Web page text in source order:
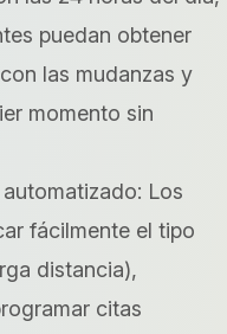
puedan obtener
las mudanzas y
momento sin
Los
fácilmente el tipo
distancia),
citas